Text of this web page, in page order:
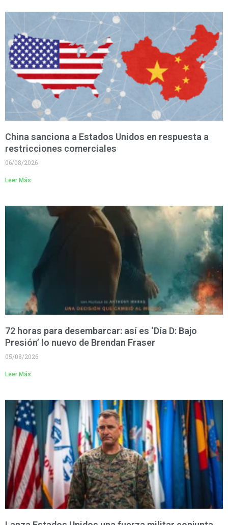
China sanciona a Estados Unidos en respuesta a
restricciones comerciales
06/08/2026
Leer Más
72 horas para desembarcar: así es ‘Día D: Bajo
Presión’ lo nuevo de Brendan Fraser
05/08/2026
Leer Más